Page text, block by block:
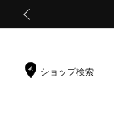
ショップ検索